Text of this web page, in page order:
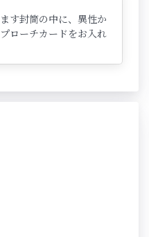
す封筒の中に、異性か
ローチカードをお入れ